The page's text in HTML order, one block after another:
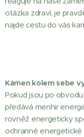
otázka zdraví, je
najde cestu do vás
Kámen kolem sebe
Pokud jsou po
předává menhir
rovněž energeticky
ochranné